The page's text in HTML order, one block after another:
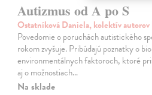
Autizmus od A po S
Ostatníková Daniela, kolektív autorov
Povedomie o poruchách autistického
rokom zvyšuje. Pribúdajú poznatky o
environmentálnych faktoroch, ktoré
aj o možnostiach…
Na sklade